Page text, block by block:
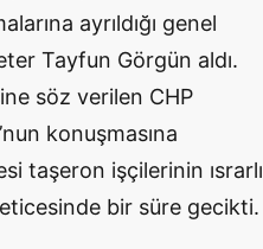
ayrıldığı genel
Tayfun Görgün aldı.
söz verilen CHP
konuşmasına
taşeron işçilerinin ısrarlı
bir süre gecikti.